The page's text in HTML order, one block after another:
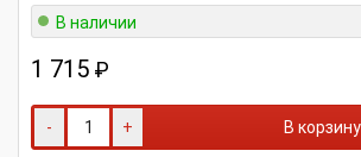
В наличии
1 715 ₽
- + В корзину